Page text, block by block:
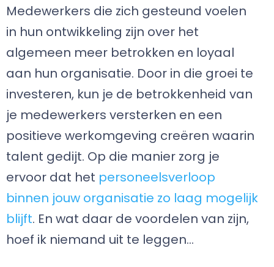
Medewerkers die zich gesteund voelen
in hun ontwikkeling zijn over het
algemeen meer betrokken en loyaal
aan hun organisatie. Door in die groei te
investeren, kun je de betrokkenheid van
je medewerkers versterken en een
positieve werkomgeving creëren waarin
talent gedijt. Op die manier zorg je
ervoor dat het personeelsverloop
binnen jouw organisatie zo laag mogelijk
blijft. En wat daar de voordelen van zijn,
hoef ik niemand uit te leggen…